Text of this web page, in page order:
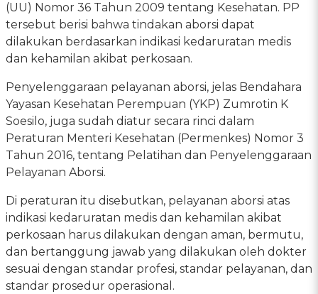
(UU) Nomor 36 Tahun 2009 tentang Kesehatan. PP
tersebut berisi bahwa tindakan aborsi dapat
dilakukan berdasarkan indikasi kedaruratan medis
dan kehamilan akibat perkosaan.
Penyelenggaraan pelayanan aborsi, jelas Bendahara
Yayasan Kesehatan Perempuan (YKP) Zumrotin K
Soesilo, juga sudah diatur secara rinci dalam
Peraturan Menteri Kesehatan (Permenkes) Nomor 3
Tahun 2016, tentang Pelatihan dan Penyelenggaraan
Pelayanan Aborsi.
Di peraturan itu disebutkan, pelayanan aborsi atas
indikasi kedaruratan medis dan kehamilan akibat
perkosaan harus dilakukan dengan aman, bermutu,
dan bertanggung jawab yang dilakukan oleh dokter
sesuai dengan standar profesi, standar pelayanan, dan
standar prosedur operasional.